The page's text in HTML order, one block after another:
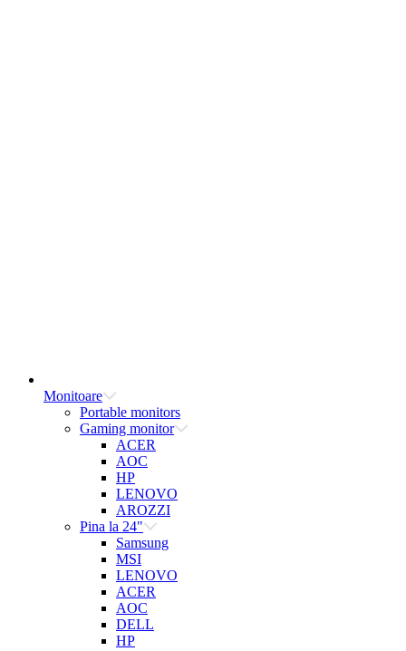
Monitoare
Portable monitors
Gaming monitor
ACER
AOC
HP
LENOVO
AROZZI
Pina la 24"
Samsung
MSI
LENOVO
ACER
AOC
DELL
HP